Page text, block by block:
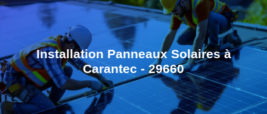
Installation Panneaux Solaires à
Carantec - 29660